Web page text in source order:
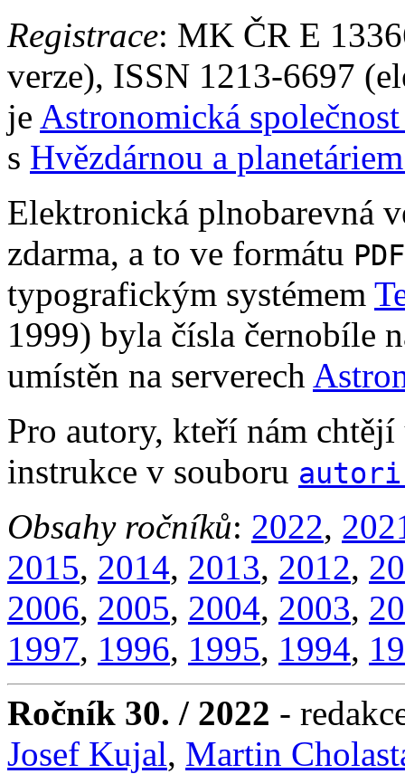
Registrace: MK ČR E
verze), ISSN 1213-6697
je Astronomická
s Hvězdárnou a
Elektronická plnobarevná
zdarma, a to ve formátu PDF
typografickým systémem
1999) byla čísla černobíle
umístěn na serverech
Pro autory, kteří nám
instrukce v souboru
Obsahy ročníků: 2022,
2015, 2014, 2013, 2012,
2006, 2005, 2004, 2003,
1997, 1996, 1995, 1994,
Ročník 30. / 2022 -
Josef Kujal, Martin